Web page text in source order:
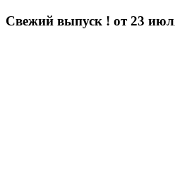
Свежий выпуск ! от 23